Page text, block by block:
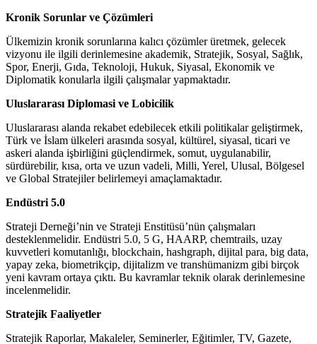
Kronik Sorunlar ve Çözümleri
Ülkemizin kronik sorunlarına kalıcı çözümler üretmek, gelecek
vizyonu ile ilgili derinlemesine akademik, Stratejik, Sosyal, Sağlık,
Spor, Enerji, Gıda, Teknoloji, Hukuk, Siyasal, Ekonomik ve
Diplomatik konularla ilgili çalışmalar yapmaktadır.
Uluslararası Diplomasi ve Lobicilik
Uluslararası alanda rekabet edebilecek etkili politikalar geliştirmek,
Türk ve İslam ülkeleri arasında sosyal, kültürel, siyasal, ticari ve
askeri alanda işbirliğini güçlendirmek, somut, uygulanabilir,
sürdürebilir, kısa, orta ve uzun vadeli, Milli, Yerel, Ulusal, Bölgesel
ve Global Stratejiler belirlemeyi amaçlamaktadır.
Endüstri 5.0
Strateji Derneği’nin ve Strateji Enstitüsü’nün çalışmaları
desteklenmelidir. Endüstri 5.0, 5 G, HAARP, chemtrails, uzay
kuvvetleri komutanlığı, blockchain, hashgraph, dijital para, big data,
yapay zeka, biometrikçip, dijitalizm ve transhümanizm gibi birçok
yeni kavram ortaya çıktı. Bu kavramlar teknik olarak derinlemesine
incelenmelidir.
Stratejik Faaliyetler
Stratejik Raporlar, Makaleler, Seminerler, Eğitimler, TV, Gazete,